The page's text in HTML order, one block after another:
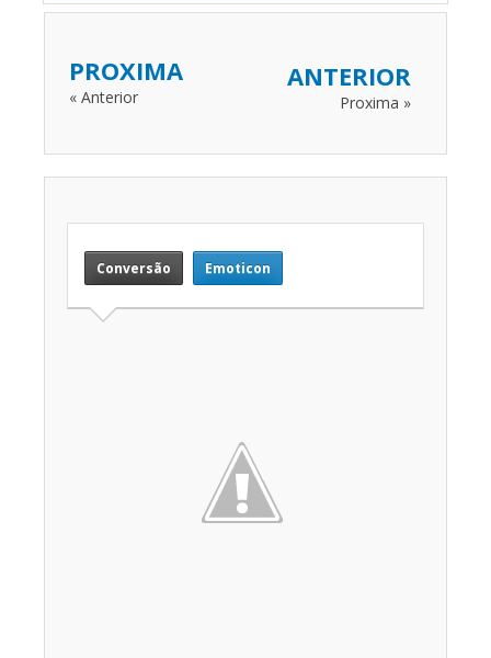
PROXIMA
« Anterior
ANTERIOR
Proxima »
Conversão Emoticon